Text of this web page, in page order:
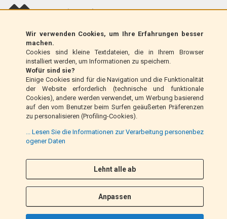
Wir verwenden Cookies, um Ihre Erfahrungen besser
machen.
Cookies sind kleine Textdateien, die in Ihrem Browser
installiert werden, um Informationen zu speichern.
Wofür sind sie?
Einige Cookies sind für die Navigation und die Funktionalität
der Website erforderlich (technische und funktionale
Cookies), andere werden verwendet, um Werbung basierend
auf den vom Benutzer beim Surfen geäußerten Präferenzen
zu personalisieren (Profiling-Cookies).
... Lesen Sie die Informationen zur Verarbeitung personenbez
ogener Daten
Lehnt alle ab
Anpassen
scalapay (EU only)
Klarna (nur EU)
Zahlungsanweisung (nur Italien)
Nachnahme (nur Italien)
F
c
e
I
s
t